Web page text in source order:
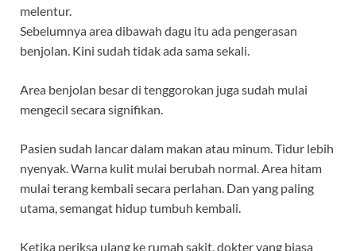
melentur.
Sebelumnya area dibawah dagu itu ada pengerasan
benjolan. Kini sudah tidak ada sama sekali.
Area benjolan besar di tenggorokan juga sudah mulai
mengecil secara signifikan.
Pasien sudah lancar dalam makan atau minum. Tidur lebih
nyenyak. Warna kulit mulai berubah normal. Area hitam
mulai terang kembali secara perlahan. Dan yang paling
utama, semangat hidup tumbuh kembali.
Ketika periksa ulang ke rumah sakit, dokter yang biasa